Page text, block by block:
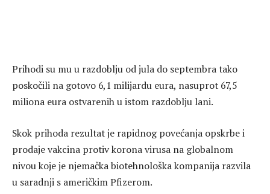
Prihodi su mu u razdoblju od jula do septembra tako
poskočili na gotovo 6,1 milijardu eura, nasuprot 67,5
miliona eura ostvarenih u istom razdoblju lani.
Skok prihoda rezultat je rapidnog povećanja opskrbe i
prodaje vakcina protiv korona virusa na globalnom
nivou koje je njemačka biotehnološka kompanija razvila
u saradnji s američkim Pfizerom.